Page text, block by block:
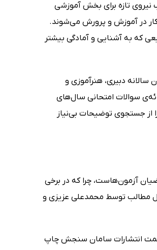
تازه برای بخش آموزشی
در آموزش و پرورش می‌شوند.
که به آشنایی و آمادگی بیشتر
دبیری، هنرآموزی و
سوالات امتحانی سال‌های
را از جستجوی توضیحات بی‌نیاز
آزمون‌هاست، چرا که در برخی
مطالب توسط محمدعلی عزیزی و
همت انتشارات سامان سنجش چاپ